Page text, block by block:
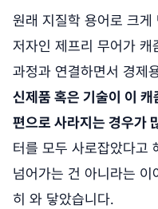
원래 지질학 용어로 크
저자인 제프리 무어가
과정과 연결하면서 경제
신제품 혹은 기술이 이 캐
편으로 사라지는 경우가
터를 모두 사로잡았다고
넘어가는 건 아니라는
히 와 닿았습니다.